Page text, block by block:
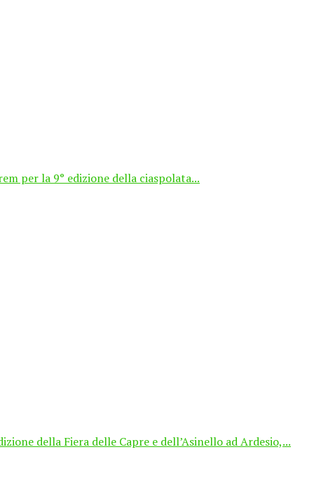
per la 9° edizione della ciaspolata...
della Fiera delle Capre e dell’Asinello ad Ardesio,...